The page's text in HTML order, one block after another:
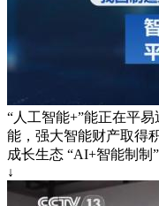
“人工智能+”能正在平
能，强大智能财产取得
成长生态 “AI+智能制
↓